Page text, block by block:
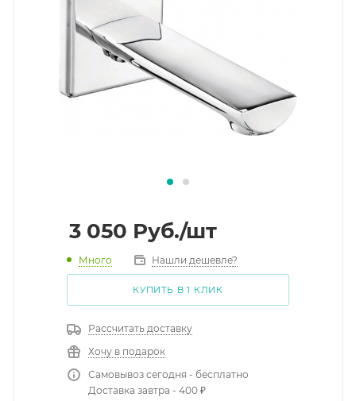
3 050 Руб./шт
Много Нашли дешевле?
КУПИТЬ В 1 КЛИК
Рассчитать доставку
Хочу в подарок
Самовывоз сегодня - бесплатно
Доставка завтра - 400 ₽